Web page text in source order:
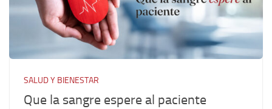
SALUD Y BIENESTAR
Que la sangre espere al paciente